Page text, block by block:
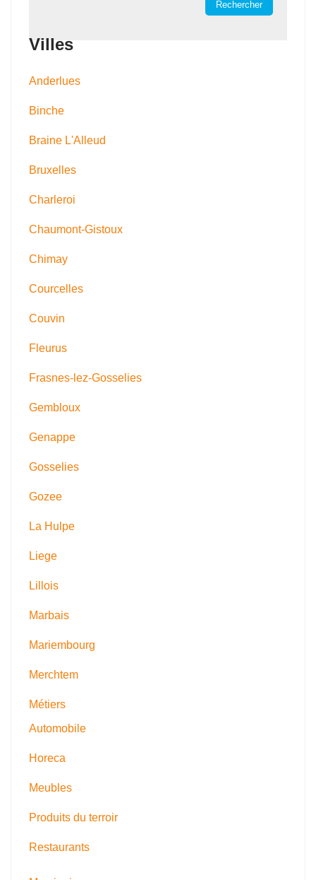
Villes
Anderlues
Binche
Braine L'Alleud
Bruxelles
Charleroi
Chaumont-Gistoux
Chimay
Courcelles
Couvin
Fleurus
Frasnes-lez-Gosselies
Gembloux
Genappe
Gosselies
Gozee
La Hulpe
Liege
Lillois
Marbais
Mariembourg
Merchtem
Métiers
Automobile
Horeca
Meubles
Produits du terroir
Restaurants